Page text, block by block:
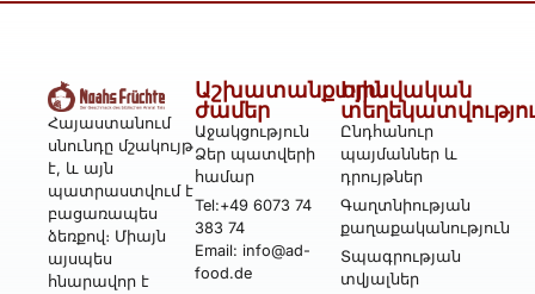
Հայաստանում
սնունդը մշակույթ
է, և այն
պատրաստվում է
բացառապես
ձեռքով։ Միայն
այսպես
հնարավոր է
Աշխատանքային
ժամեր
Աջակցություն
Ձեր պատվերի
համար
Tel:+49 6073 74
383 74
Email: info@ad-
food.de
Իրավական
Ընդհանուր
պայմաններ և
դրույթներ
Գաղտնիության
քաղաքականություն
Տպագրության
տվյալներ